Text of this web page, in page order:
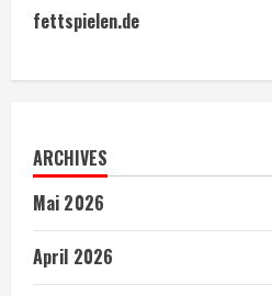
fettspielen.de
ARCHIVES
Mai 2026
April 2026